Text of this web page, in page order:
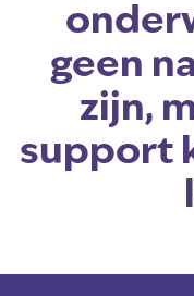
geen
zijn,
support